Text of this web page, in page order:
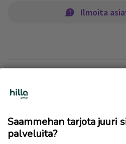
Ilmoita
Lue myös
Saammehan tarjota juuri
palveluita?